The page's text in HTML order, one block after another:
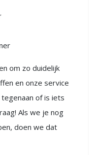
om zo duidelijk
en onze service
of is iets
Als we je nog
doen we dat